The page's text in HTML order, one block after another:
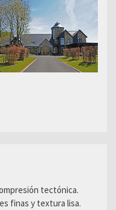
tectónica.
finas y textura lisa.